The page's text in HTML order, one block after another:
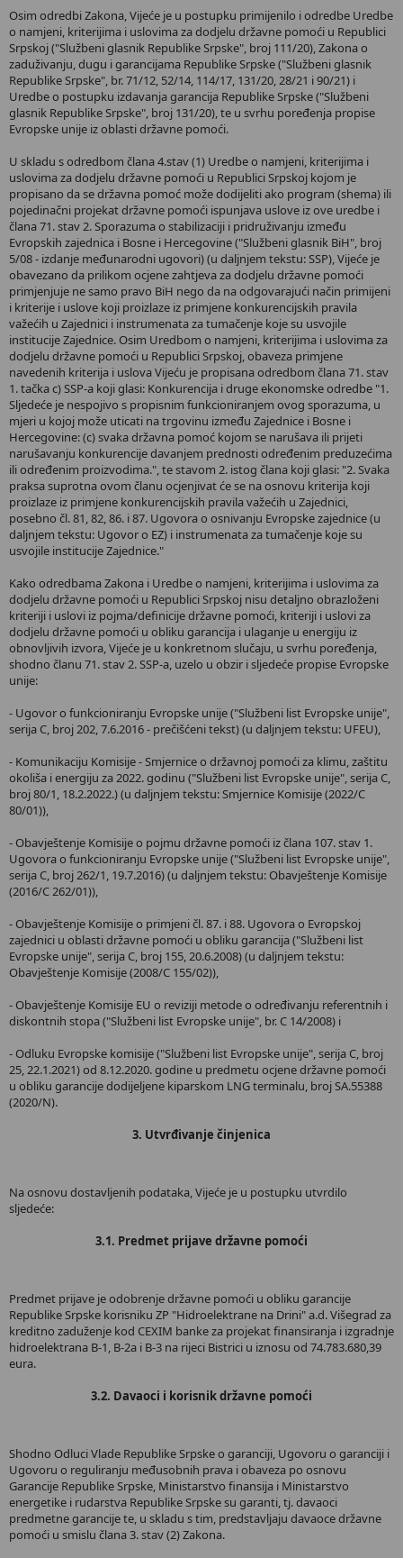
Osim odredbi Zakona, Vijeće je u postupku primijenilo i odredbe Uredbe
o namjeni, kriterijima i uslovima za dodjelu državne pomoći u Republici
Srpskoj ("Službeni glasnik Republike Srpske", broj 111/20), Zakona o
zaduživanju, dugu i garancijama Republike Srpske ("Službeni glasnik
Republike Srpske", br. 71/12, 52/14, 114/17, 131/20, 28/21 i 90/21) i
Uredbe o postupku izdavanja garancija Republike Srpske ("Službeni
glasnik Republike Srpske", broj 131/20), te u svrhu poređenja propise
Evropske unije iz oblasti državne pomoći.
U skladu s odredbom člana 4.stav (1) Uredbe o namjeni, kriterijima i
uslovima za dodjelu državne pomoći u Republici Srpskoj kojom je
propisano da se državna pomoć može dodijeliti ako program (shema) ili
pojedinačni projekat državne pomoći ispunjava uslove iz ove uredbe i
člana 71. stav 2. Sporazuma o stabilizaciji i pridruživanju između
Evropskih zajednica i Bosne i Hercegovine ("Službeni glasnik BiH", broj
5/08 - izdanje međunarodni ugovori) (u daljnjem tekstu: SSP), Vijeće je
obavezano da prilikom ocjene zahtjeva za dodjelu državne pomoći
primjenjuje ne samo pravo BiH nego da na odgovarajući način primijeni
i kriterije i uslove koji proizlaze iz primjene konkurencijskih pravila
važećih u Zajednici i instrumenata za tumačenje koje su usvojile
institucije Zajednice. Osim Uredbom o namjeni, kriterijima i uslovima za
dodjelu državne pomoći u Republici Srpskoj, obaveza primjene
navedenih kriterija i uslova Vijeću je propisana odredbom člana 71. stav
1. tačka c) SSP-a koji glasi: Konkurencija i druge ekonomske odredbe "1.
Sljedeće je nespojivo s propisnim funkcioniranjem ovog sporazuma, u
mjeri u kojoj može uticati na trgovinu između Zajednice i Bosne i
Hercegovine: (c) svaka državna pomoć kojom se narušava ili prijeti
narušavanju konkurencije davanjem prednosti određenim preduzećima
ili određenim proizvodima.", te stavom 2. istog člana koji glasi: "2. Svaka
praksa suprotna ovom članu ocjenjivat će se na osnovu kriterija koji
proizlaze iz primjene konkurencijskih pravila važećih u Zajednici,
posebno čl. 81, 82, 86. i 87. Ugovora o osnivanju Evropske zajednice (u
daljnjem tekstu: Ugovor o EZ) i instrumenata za tumačenje koje su
usvojile institucije Zajednice."
Kako odredbama Zakona i Uredbe o namjeni, kriterijima i uslovima za
dodjelu državne pomoći u Republici Srpskoj nisu detaljno obrazloženi
kriteriji i uslovi iz pojma/definicije državne pomoći, kriteriji i uslovi za
dodjelu državne pomoći u obliku garancija i ulaganje u energiju iz
obnovljivih izvora, Vijeće je u konkretnom slučaju, u svrhu poređenja,
shodno članu 71. stav 2. SSP-a, uzelo u obzir i sljedeće propise Evropske
unije:
- Ugovor o funkcioniranju Evropske unije ("Službeni list Evropske unije",
serija C, broj 202, 7.6.2016 - prečišćeni tekst) (u daljnjem tekstu: UFEU),
- Komunikaciju Komisije - Smjernice o državnoj pomoći za klimu, zaštitu
okoliša i energiju za 2022. godinu ("Službeni list Evropske unije", serija C,
broj 80/1, 18.2.2022.) (u daljnjem tekstu: Smjernice Komisije (2022/C
80/01)),
- Obavještenje Komisije o pojmu državne pomoći iz člana 107. stav 1.
Ugovora o funkcioniranju Evropske unije ("Službeni list Evropske unije",
serija C, broj 262/1, 19.7.2016) (u daljnjem tekstu: Obavještenje Komisije
(2016/C 262/01)),
- Obavještenje Komisije o primjeni čl. 87. i 88. Ugovora o Evropskoj
zajednici u oblasti državne pomoći u obliku garancija ("Službeni list
Evropske unije", serija C, broj 155, 20.6.2008) (u daljnjem tekstu:
Obavještenje Komisije (2008/C 155/02)),
- Obavještenje Komisije EU o reviziji metode o određivanju referentnih i
diskontnih stopa ("Službeni list Evropske unije", br. C 14/2008) i
- Odluku Evropske komisije ("Službeni list Evropske unije", serija C, broj
25, 22.1.2021) od 8.12.2020. godine u predmetu ocjene državne pomoći
u obliku garancije dodijeljene kiparskom LNG terminalu, broj SA.55388
(2020/N).
3. Utvrđivanje činjenica
Na osnovu dostavljenih podataka, Vijeće je u postupku utvrdilo
sljedeće:
3.1. Predmet prijave državne pomoći
Predmet prijave je odobrenje državne pomoći u obliku garancije
Republike Srpske korisniku ZP "Hidroelektrane na Drini" a.d. Višegrad za
kreditno zaduženje kod CEXIM banke za projekat finansiranja i izgradnje
hidroelektrana B-1, B-2a i B-3 na rijeci Bistrici u iznosu od 74.783.680,39
eura.
3.2. Davaoci i korisnik državne pomoći
Shodno Odluci Vlade Republike Srpske o garanciji, Ugovoru o garanciji i
Ugovoru o reguliranju međusobnih prava i obaveza po osnovu
Garancije Republike Srpske, Ministarstvo finansija i Ministarstvo
energetike i rudarstva Republike Srpske su garanti, tj. davaoci
predmetne garancije te, u skladu s tim, predstavljaju davaoce državne
pomoći u smislu člana 3. stav (2) Zakona.